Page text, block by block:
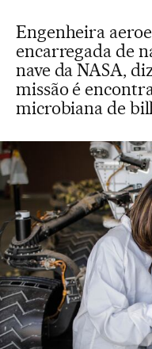
Engenheira
encarregada de
nave da NASA,
missão é
microbiana de